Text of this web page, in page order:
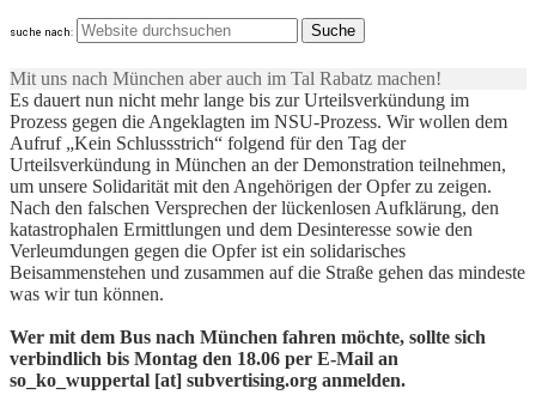
suche nach:
Mit uns nach München aber auch im Tal Rabatz machen!
Es dauert nun nicht mehr lange bis zur Urteilsverkündung im
Prozess gegen die Angeklagten im NSU-Prozess. Wir wollen dem
Aufruf „Kein Schlussstrich“ folgend für den Tag der
Urteilsverkündung in München an der Demonstration teilnehmen,
um unsere Solidarität mit den Angehörigen der Opfer zu zeigen.
Nach den falschen Versprechen der lückenlosen Aufklärung, den
katastrophalen Ermittlungen und dem Desinteresse sowie den
Verleumdungen gegen die Opfer ist ein solidarisches
Beisammenstehen und zusammen auf die Straße gehen das mindeste
was wir tun können.
Wer mit dem Bus nach München fahren möchte, sollte sich
verbindlich bis Montag den 18.06 per E-Mail an
so_ko_wuppertal [at] subvertising.org anmelden.